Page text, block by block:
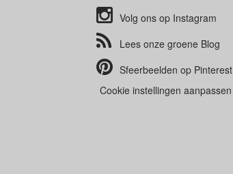
Volg ons op Instagram
Lees onze groene Blog
Sfeerbeelden op Pinterest
Cookie instellingen aanpassen